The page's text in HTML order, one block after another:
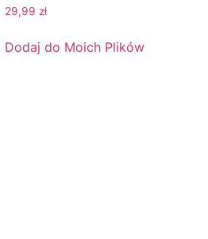
29,99 zł
Dodaj do Moich Plików